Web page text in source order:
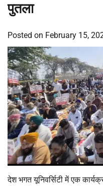
पुतला
Posted on February 15,
देश भगत यूनिवर्सिटी में एक